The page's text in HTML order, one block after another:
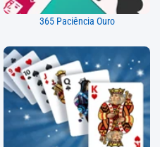
365 Paciência Ouro